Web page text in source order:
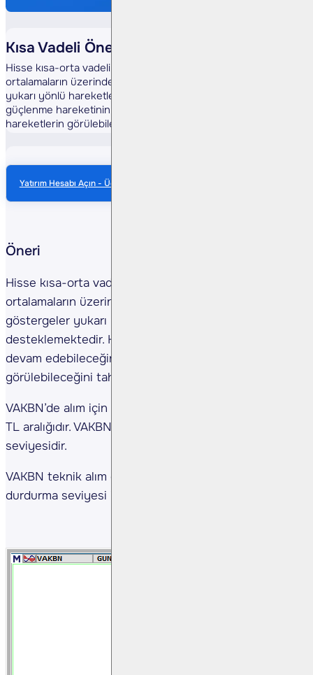
Kısa Vadeli Öneri - VAKBN -05.09.2024
Hisse kısa-orta vadeli yönde takip ettiğimiz üssel
ortalamaların üzerinde seyretmektedir. Teknik göstergeler
yukarı yönlü hareketleri desteklemektedir. Hissede
güçlenme hareketinin devam edebileceğini, yukarı yönlü
hareketlerin görülebileceğini tahmin etmekteyiz.
Yatırım Hesabı Açın - Ücretsiz Anlık Veri
Öneri
Hisse kısa-orta vadeli yönde takip ettiğimiz üssel
ortalamaların üzerinde seyretmektedir. Teknik
göstergeler yukarı yönlü hareketleri
desteklemektedir. Hissede güçlenme hareketinin
devam edebileceğini, yukarı yönlü hareketlerin
görülebileceğini tahmin etmekteyiz.
VAKBN’de alım için önerdiğimiz seviye 20,30-20,60
TL aralığıdır. VAKBN hedef değerimiz ise 21,70 TL
seviyesidir.
VAKBN teknik alım önerimizi 19,85 TL zarar
durdurma seviyesi ile takip edeceğiz.